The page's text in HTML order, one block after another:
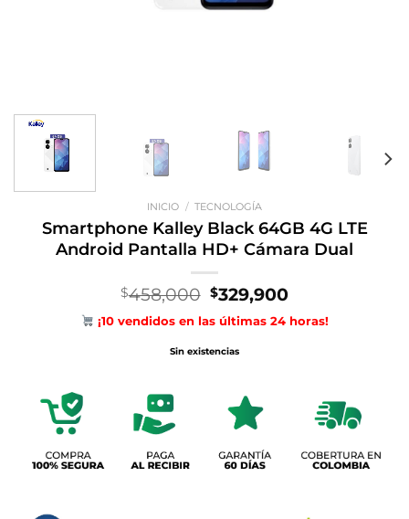
INICIO / TECNOLOGÍA
Smartphone Kalley Black 64GB 4G LTE
Android Pantalla HD+ Cámara Dual
$458,000 El
precio
original
era:
$329,900El
precio
actual
¡10 vendidos en las últimas 24 horas!
Sin existencias